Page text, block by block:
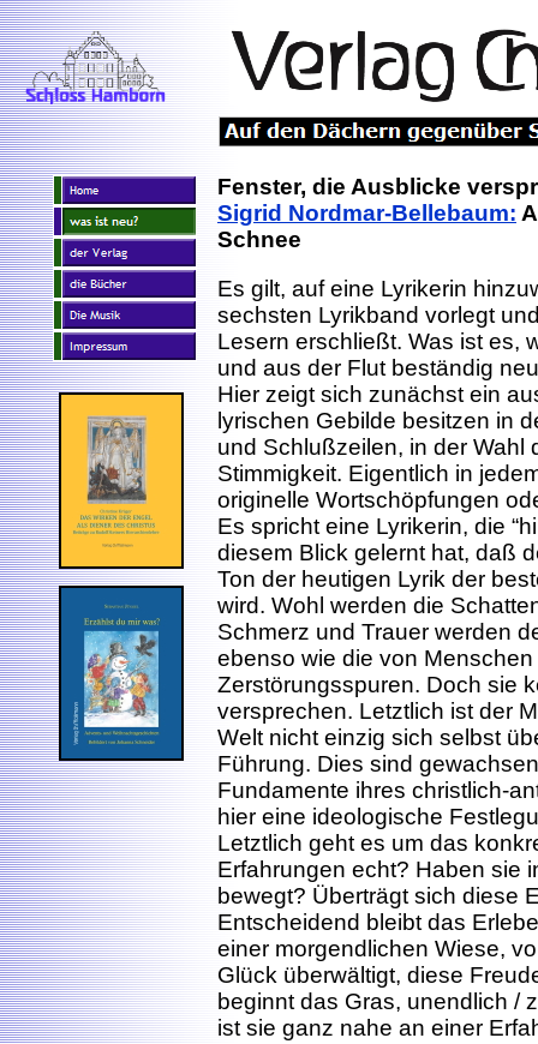
Fenster, die Ausblicke
Sigrid Nordmar-Bellebaum:
Schnee
Es gilt, auf eine Lyrikerin
sechsten Lyrikband vorlegt
Lesern erschließt. Was ist es,
und aus der Flut beständig
Hier zeigt sich zunächst ein
lyrischen Gebilde besitzen in
und Schlußzeilen, in der Wahl
Stimmigkeit. Eigentlich in
originelle Wortschöpfungen
Es spricht eine Lyrikerin, die
diesem Blick gelernt hat, daß
Ton der heutigen Lyrik der
wird. Wohl werden die
Schmerz und Trauer werden
ebenso wie die von
Zerstörungsspuren. Doch sie
versprechen. Letztlich ist der
Welt nicht einzig sich selbst
Führung. Dies sind
Fundamente ihres christlich-
hier eine ideologische
Letztlich geht es um das
Erfahrungen echt? Haben sie
bewegt? Überträgt sich diese
Entscheidend bleibt das
einer morgendlichen Wiese,
Glück überwältigt, diese
beginnt das Gras, unendlich /
ist sie ganz nahe an einer